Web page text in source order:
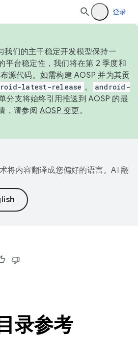
登录
我们的主干稳定开发模型保持一
平台稳定性，我们将在第 2 季度和
源代码。如需构建 AOSP 并为其贡
latest-release 。
android-
分支将始终引用推送到 AOSP 的最
，请参阅 AOSP 变更。
将内容翻译成您偏好的语言。AI 翻
录参考